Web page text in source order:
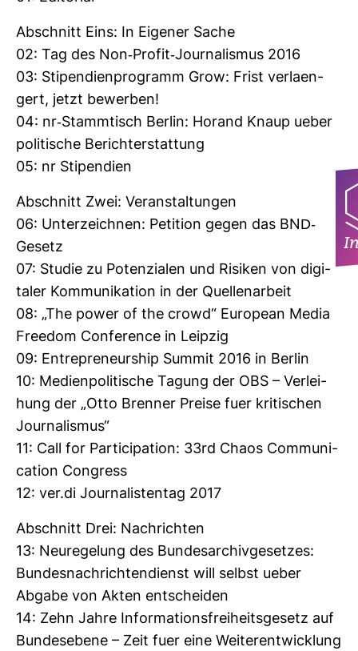
Abschnitt Eins: In Eigener Sache
02: Tag des Non-​Profit-​Jour­na­lismus 2016
03: Sti­pen­di­en­pro­gramm Grow: Frist ver­la­en­
gert, jetzt bewerben!
04: nr-​Stamm­tisch Berlin: Horand Knaup ueber
poli­ti­sche Bericht­erstat­tung
05: nr Sti­pen­dien
Abschnitt Zwei: Ver­an­stal­tungen
06: Unter­zeichnen: Peti­tion gegen das BND-​
Gesetz
07: Studie zu Poten­zialen und Risiken von digi­
taler Kom­mu­ni­ka­tion in der Quel­len­ar­beit
08: „The power of the crowd“ European Media
Freedom Con­fe­rence in Leipzig
09: Entre­pre­neurship Summit 2016 in Berlin
10: Medi­en­po­li­ti­sche Tagung der OBS – Ver­lei­
hung der „Otto Brenner Preise fuer kri­ti­schen
Jour­na­lismus“
11: Call for Par­ti­ci­pa­tion: 33rd Chaos Com­mu­ni­
ca­tion Con­gress
12: ver.di Jour­na­lis­tentag 2017
Abschnitt Drei: Nach­richten
13: Neu­re­ge­lung des Bun­des­ar­chiv­ge­setzes:
Bun­des­nach­rich­ten­dienst will selbst ueber
Abgabe von Akten ent­scheiden
14: Zehn Jahre Infor­ma­ti­ons­frei­heits­ge­setz auf
Bun­des­ebene – Zeit fuer eine Wei­ter­ent­wick­lung